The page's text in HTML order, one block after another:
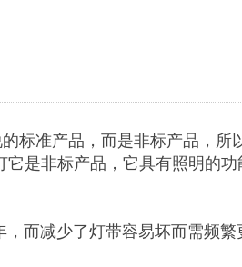
标准产品，而是非标产品，所
是非标产品，它具有照明的
而减少了灯带容易坏而需频繁